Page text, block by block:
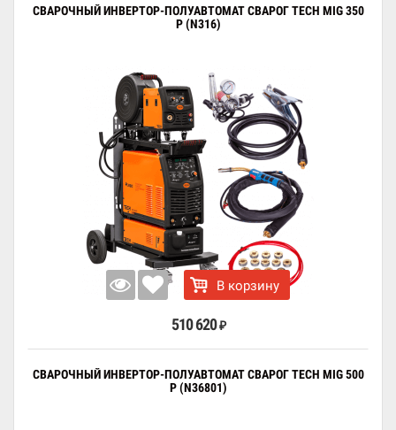
СВАРОЧНЫЙ ИНВЕРТОР-ПОЛУАВТОМАТ СВАРОГ TECH MIG 350
P (N316)
В корзину
510 620 ₽
СВАРОЧНЫЙ ИНВЕРТОР-ПОЛУАВТОМАТ СВАРОГ TECH MIG 500
P (N36801)